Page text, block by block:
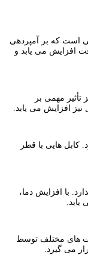
است که بر آمپردهی
افزایش می یابد و
مهمی بر
نیز افزایش می یابد.
کابل هایی با قطر
با افزایش دما،
های مختلف توسط
می گیرد.